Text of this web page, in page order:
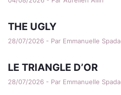
THE UGLY
28/07/2026 - Par Emmanuelle
LE TRIANGLE D’OR
28/07/2026 - Par Emmanuelle